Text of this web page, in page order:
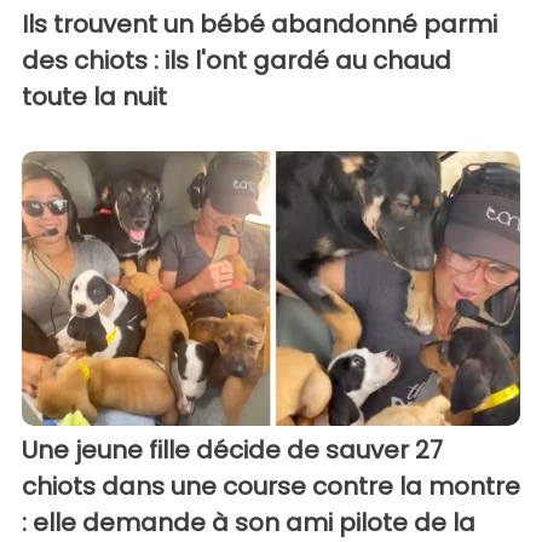
Ils trouvent un bébé abandonné parmi
des chiots : ils l'ont gardé au chaud
toute la nuit
Une jeune fille décide de sauver 27
chiots dans une course contre la montre
: elle demande à son ami pilote de la